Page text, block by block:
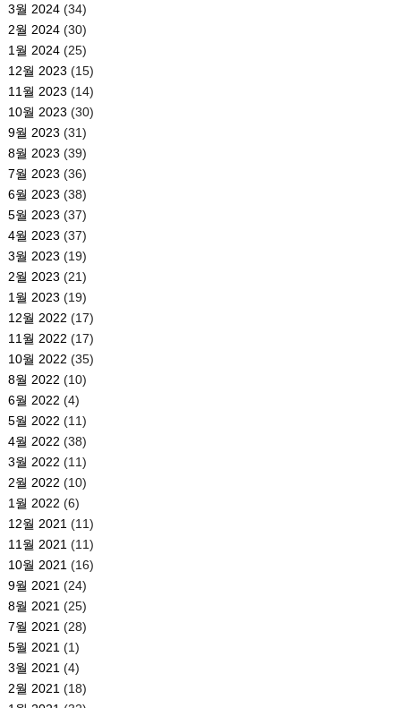
3월 2024(34)
2월 2024(30)
1월 2024(25)
12월 2023 (15)
11월 2023 (14)
10월 2023 (30)
9월 2023 (31)
8월 2023 (39)
7월 2023 (36)
6월 2023 (38)
5월 2023 (37)
4월 2023 (37)
3월 2023 (19)
2월 2023 (21)
1월 2023 (19)
12월 2022 (17)
11월 2022 (17)
10월 2022 (35)
8월 2022 (10)
6월 2022 (4)
5월 2022 (11)
4월 2022 (38)
3월 2022 (11)
2월 2022 (10)
1월 2022 (6)
12월 2021 (11)
11월 2021 (11)
10월 2021 (16)
9월 2021 (24)
8월 2021 (25)
7월 2021 (28)
5월 2021 (1)
3월 2021 (4)
2월 2021 (18)